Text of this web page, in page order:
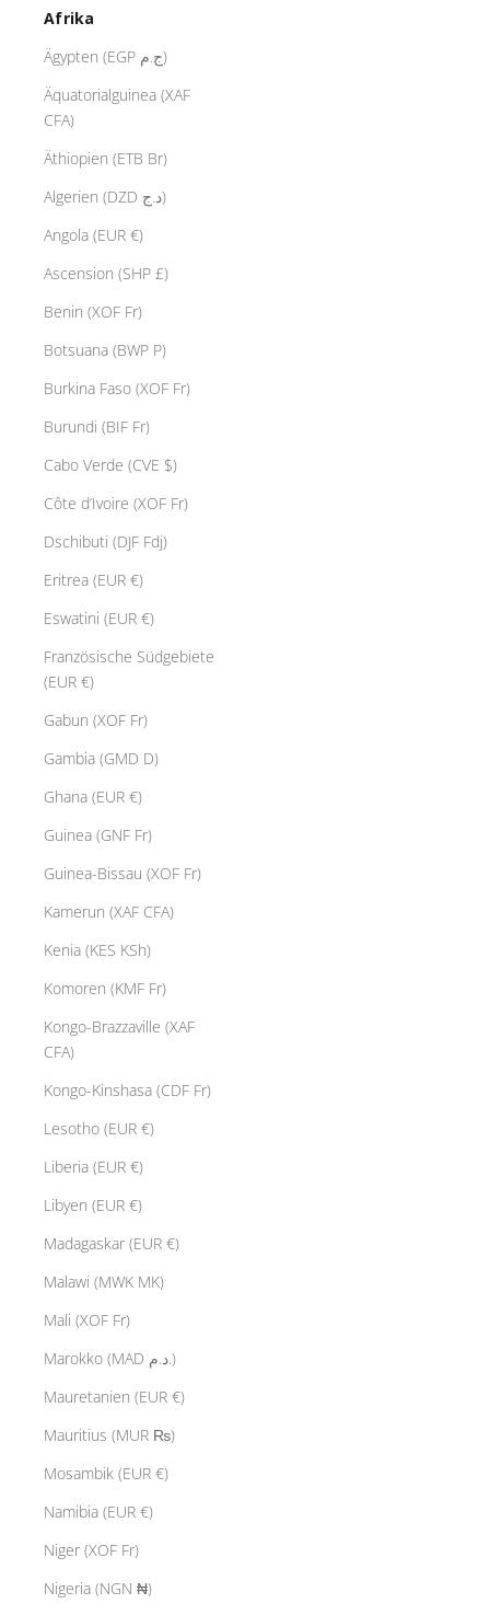
Afrika
Ägypten (EGP ج.م)
Äquatorialguinea (XAF
CFA)
Äthiopien (ETB Br)
Algerien (DZD د.ج)
Angola (EUR €)
Ascension (SHP £)
Benin (XOF Fr)
Botsuana (BWP P)
Burkina Faso (XOF Fr)
Burundi (BIF Fr)
Cabo Verde (CVE $)
Côte d’Ivoire (XOF Fr)
Dschibuti (DJF Fdj)
Eritrea (EUR €)
Eswatini (EUR €)
Französische Südgebiete
(EUR €)
Gabun (XOF Fr)
Gambia (GMD D)
Ghana (EUR €)
Guinea (GNF Fr)
Guinea-Bissau (XOF Fr)
Kamerun (XAF CFA)
Kenia (KES KSh)
Komoren (KMF Fr)
Kongo-Brazzaville (XAF
CFA)
Kongo-Kinshasa (CDF Fr)
Lesotho (EUR €)
Liberia (EUR €)
Libyen (EUR €)
Madagaskar (EUR €)
Malawi (MWK MK)
Mali (XOF Fr)
Marokko (MAD د.م.)
Mauretanien (EUR €)
Mauritius (MUR ₨)
Mosambik (EUR €)
Namibia (EUR €)
Niger (XOF Fr)
Nigeria (NGN ₦)